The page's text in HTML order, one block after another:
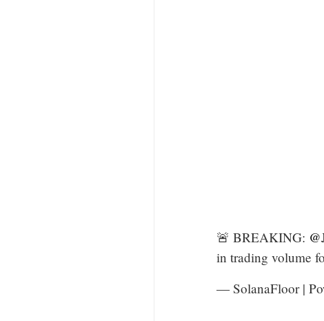
🚨 BREAKING:
in trading volume
— SolanaFloor |